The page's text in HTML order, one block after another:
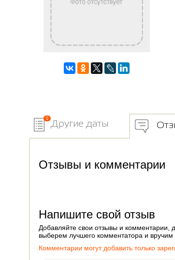
0 Другие даты
Отзывы и комментарии
Напишите свой отзыв
Добавляйте свои отзывы и комментарии,
выберем лучшего комментатора и
Комментарии могут добавить только